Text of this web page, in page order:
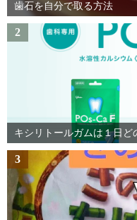
歯石を自分で取る方法
2
キシリトールガムは１日ど
3